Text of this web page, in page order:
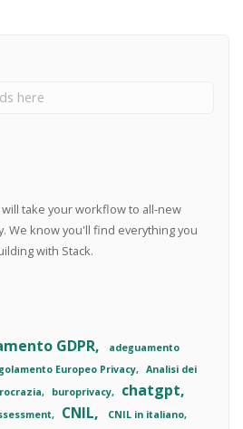
take your workflow to all-new
We know you'll find everything you
with Stack.
GDPR
adeguamento
Europeo Privacy
Analisi dei
buroprivacy chatgpt
CNIL
CNIL in italiano